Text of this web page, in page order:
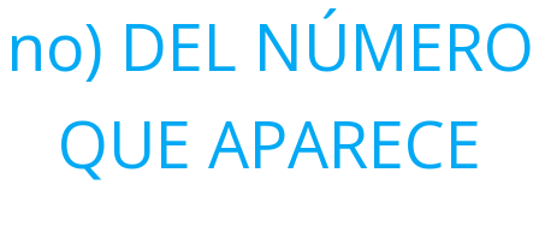
no) DEL NÚMERO
QUE APARECE